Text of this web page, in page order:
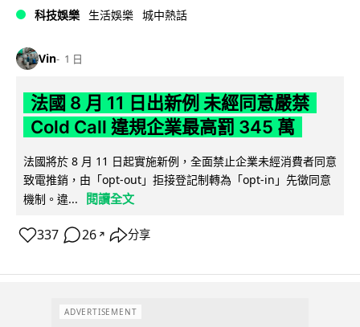
科技娛樂 生活娛樂 城中熱話
Vin 1 日
法國 8 月 11 日出新例 未經同意嚴禁
Cold Call 違規企業最高罰 345 萬
法國將於 8 月 11 日起實施新例，全面禁止企業未經消費者同意
致電推銷，由「opt-out」拒接登記制轉為「opt-in」先徵同意
機制。違...
閱讀全文
337 26 ↗ 分享
ADVERTISEMENT